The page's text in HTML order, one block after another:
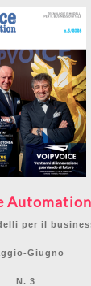
Automation
per il
Giugno
N. 3